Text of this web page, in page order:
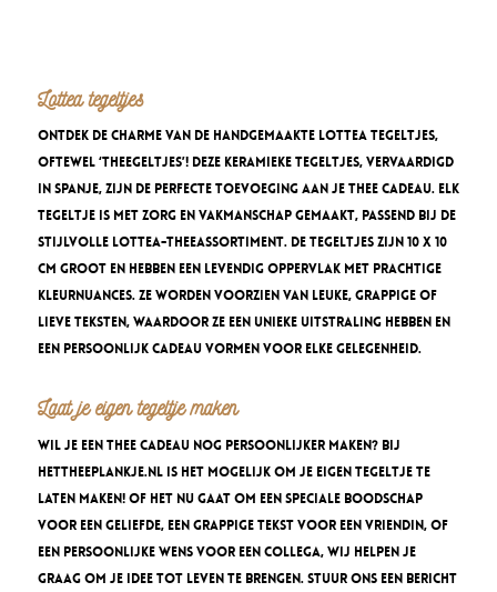
Lottea tegeltjes
Ontdek de charme van de handgemaakte Lottea tegeltjes,
oftewel ‘THEEgeltjes’! Deze keramieke tegeltjes, vervaardigd
in Spanje, zijn de perfecte toevoeging aan je thee cadeau. Elk
tegeltje is met zorg en vakmanschap gemaakt, passend bij de
stijlvolle Lottea-theeassortiment. De tegeltjes zijn 10 x 10
cm groot en hebben een levendig oppervlak met prachtige
kleurnuances. Ze worden voorzien van leuke, grappige of
lieve teksten, waardoor ze een unieke uitstraling hebben en
een persoonlijk cadeau vormen voor elke gelegenheid.
Laat je eigen tegeltje maken
Wil je een thee cadeau nog persoonlijker maken? Bij
hettheeplankje.nl is het mogelijk om je eigen tegeltje te
laten maken! Of het nu gaat om een speciale boodschap
voor een geliefde, een grappige tekst voor een vriendin, of
een persoonlijke wens voor een collega, wij helpen je
graag om je idee tot leven te brengen. Stuur ons een bericht